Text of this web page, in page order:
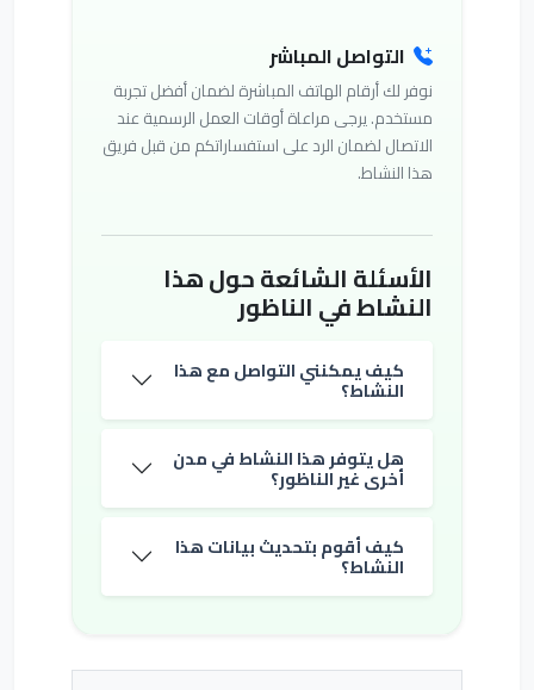
التواصل المباشر
نوفر لك أرقام الهاتف المباشرة لضمان أفضل تجربة
مستخدم. يرجى مراعاة أوقات العمل الرسمية عند
الاتصال لضمان الرد على استفساراتكم من قبل فريق
هذا النشاط.
الأسئلة الشائعة حول هذا
النشاط في الناظور
كيف يمكنني التواصل مع هذا
النشاط؟
هل يتوفر هذا النشاط في مدن
أخرى غير الناظور؟
كيف أقوم بتحديث بيانات هذا
النشاط؟